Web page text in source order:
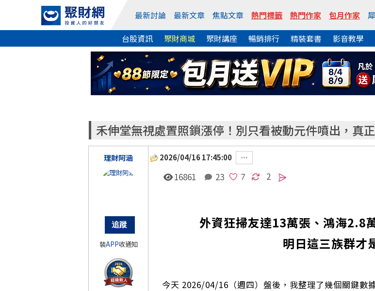
最新討論 最新文章 焦點文章 熱門標籤 熱門作家 包月作家
台股資訊 聚財商城 聚財講座 暢銷排行 精裝套書 影音教學
禾伸堂無視處置照鎖漲停！別只看被動元件噴出，
理財阿涵
裝APP收通知
2026/04/16 17:45:00
16861 23 2
外資狂掃友達13萬張、鴻海2.8
明日這三族群
今天 2026/04/16（週四）盤後，我整理了幾個關鍵數